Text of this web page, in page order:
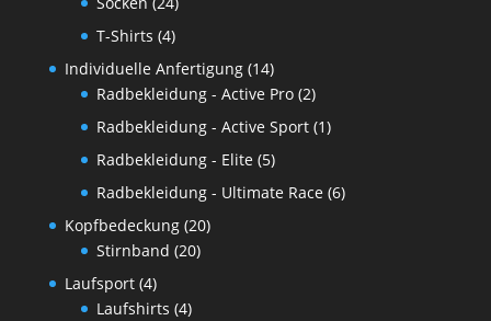
T-Shirts (4)
Individuelle Anfertigung (14)
Radbekleidung - Active Pro (2)
Radbekleidung - Active Sport (1)
Radbekleidung - Elite (5)
Radbekleidung - Ultimate Race (6)
Kopfbedeckung (20)
Stirnband (20)
Laufsport (4)
Laufshirts (4)